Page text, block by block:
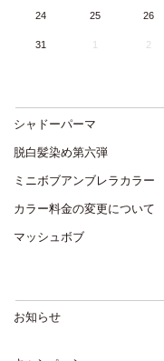
24 25 26
31 1 2
シャドーパーマ
脱白髪染め第六弾
ミニボブアンブレラカラー
カラー料金の変更について
マッシュボブ
お知らせ